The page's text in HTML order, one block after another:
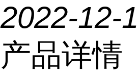
2022-12-
产品详情